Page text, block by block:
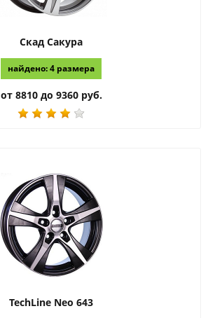
Скад Сакура
найдено: 4 размера
от 8810 до 9360 руб.
TechLine Neo 643